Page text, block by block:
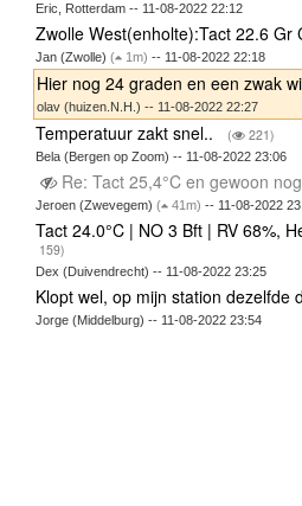
Eric, Rotterdam -- 11-08-2022 22:12
Zwolle West(enholte):Tact 22.6 Gr
Jan (Zwolle) ( 1m) -- 11-08-2022 22:18
Hier nog 24 graden en een zwak
olav (huizen.N.H.) -- 11-08-2022 22:27
Temperatuur zakt snel.. ( 221)
Bela (Bergen op Zoom) -- 11-08-2022 23:06
Re: Tact 25,4°C en gewoon
Jeroen (Zwevegem) ( 41m) -- 11-08-2022
Tact 24.0°C | NO 3 Bft | RV 68%,
159)
Dex (Duivendrecht) -- 11-08-2022 23:25
Klopt wel, op mijn station dezelfde
Jorge (Middelburg) -- 11-08-2022 23:54